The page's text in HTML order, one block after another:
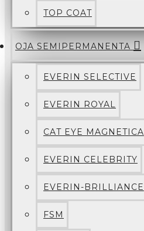
TOP COAT
OJA SEMIPERMANENTA
EVERIN SELECTIVE
EVERIN ROYAL
CAT EYE MAGNETICA
EVERIN CELEBRITY
EVERIN-BRILLIANCE
FSM